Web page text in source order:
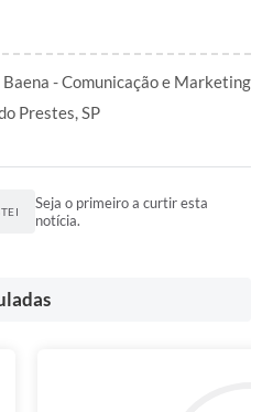
- Comunicação e Marketing
Prestes, SP
Seja o primeiro a curtir esta
notícia.